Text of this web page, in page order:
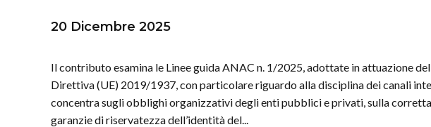
20 Dicembre 2025
Il contributo esamina le Linee guida ANAC n. 1/2025, adottate in attuazione
Direttiva (UE) 2019/1937, con particolare riguardo alla disciplina dei canali
concentra sugli obblighi organizzativi degli enti pubblici e privati, sulla
garanzie di riservatezza dell’identità del...